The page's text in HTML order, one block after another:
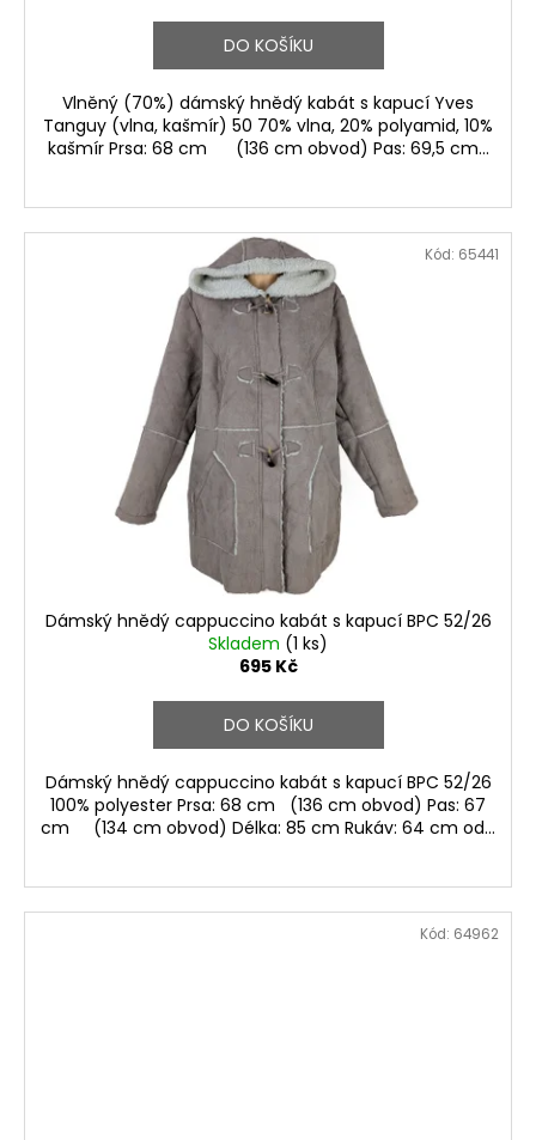
DO KOŠÍKU
Vlněný (70%) dámský hnědý kabát s kapucí Yves
Tanguy (vlna, kašmír) 50 70% vlna, 20% polyamid, 10%
kašmír Prsa: 68 cm (136 cm obvod) Pas: 69,5 cm...
Dámský hnědý cappuccino kabát s kapucí BPC 52/26
Skladem (1 ks)
695 Kč
DO KOŠÍKU
Dámský hnědý cappuccino kabát s kapucí BPC 52/26
100% polyester Prsa: 68 cm (136 cm obvod) Pas: 67
cm (134 cm obvod) Délka: 85 cm Rukáv: 64 cm od...
Kód: 65441
Kód: 64962